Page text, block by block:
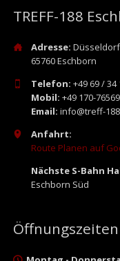
TREFF-188
Adresse:
65760 Eschborn
Telefon: +49 69 / 34
Mobil: +49 170-
Email: info@treff-
Anfahrt:
Route Planen auf
Nächste S-Bahn
Eschborn Süd